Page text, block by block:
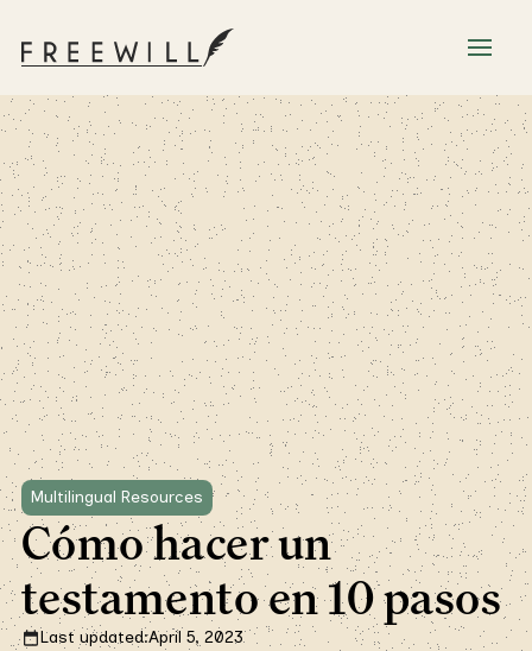
Multilingual Resources
Cómo hacer un
testamento en 10 pasos
Last updated:April 5, 2023